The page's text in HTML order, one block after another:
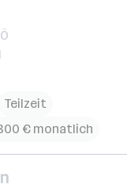
Teilzeit
€ monatlich